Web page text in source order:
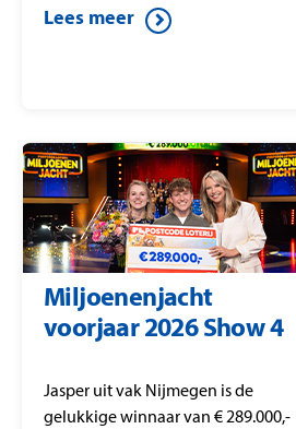
Loterij Miljoenenjacht. Nicky speelt
alle kandidaten weg en wint dit
Lees meer
Miljoenenjacht
voorjaar 2026 Show 4
Jasper uit vak Nijmegen is de
gelukkige winnaar van € 289.000,-